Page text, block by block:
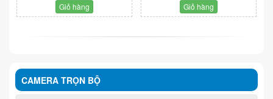
Giỏ hàng Giỏ hàng
CAMERA TRỌN BỘ